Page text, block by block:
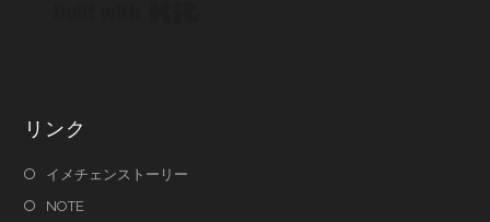
リンク
イメチェンストーリー
NOTE